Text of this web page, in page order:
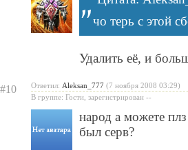
чо терь с этой
Удалить её, и
#10 Ответил: Aleksan_777 (7 ноября 2008 03:29)
В группе: Гости, зарегистрирован --
народ а можете
был серв?